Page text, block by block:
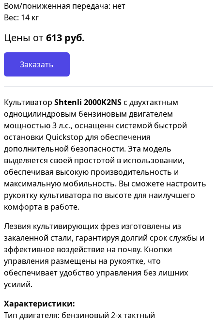
Вом/пониженная передача: нет
Вес: 14 кг
Цены от613 руб.
Заказать
Культиватор Shtenli 2000K2NSс двухтактным
одноцилиндровым бензиновым двигателем
мощностью 3 л.с., оснащенн системой быстрой
остановки Quickstop для обеспечения
дополнительной безопасности. Эта модель
выделяется своей простотой в использовании,
обеспечивая высокую производительность и
максимальную мобильность. Вы сможете настроить
рукоятку культиватора по высоте для наилучшего
комфорта в работе.
Лезвия культивирующих фрез изготовлены из
закаленной стали, гарантируя долгий срок службы и
эффективное воздействие на почву. Кнопки
управления размещены на рукоятке, что
обеспечивает удобство управления без лишних
усилий.
Характеристики:
Тип двигателя: бензиновый 2-х тактный